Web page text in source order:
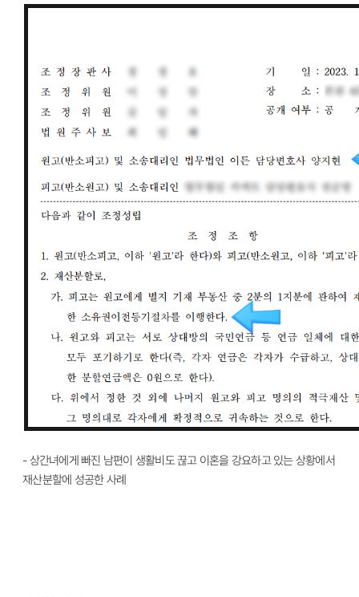
-상간녀에게 빠진 남편이 생활비도 끊고 이혼을 강요하고 있는 상황에서
재산분할에 성공한 사례